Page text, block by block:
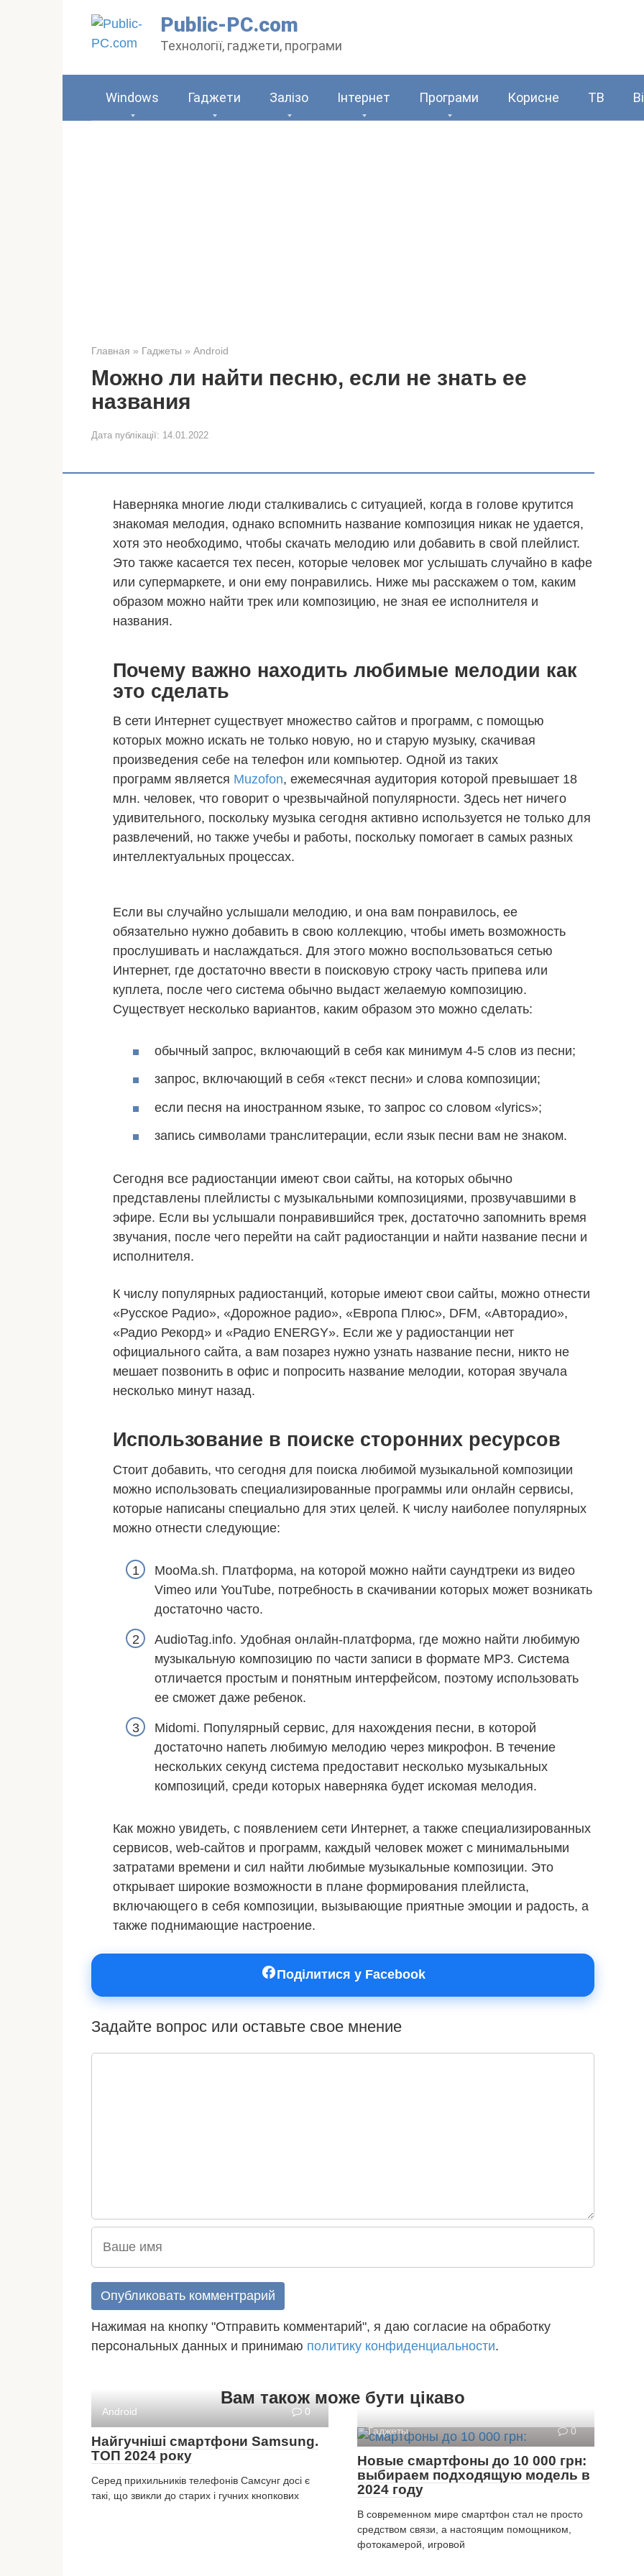
Public-PC.com
Технології, гаджети, програми
Windows Гаджети Залізо Інтернет Програми Корисне ТВ
Главная » Гаджеты » Android
Можно ли найти песню, если не знать ее
названия
Дата публікації: 14.01.2022
Наверняка многие люди сталкивались с ситуацией, когда в голове крутится
знакомая мелодия, однако вспомнить название композиция никак не удается,
хотя это необходимо, чтобы скачать мелодию или добавить в свой плейлист.
Это также касается тех песен, которые человек мог услышать случайно в кафе
или супермаркете, и они ему понравились. Ниже мы расскажем о том, каким
образом можно найти трек или композицию, не зная ее исполнителя и
названия.
Почему важно находить любимые мелодии как
это сделать
В сети Интернет существует множество сайтов и программ, с помощью
которых можно искать не только новую, но и старую музыку, скачивая
произведения себе на телефон или компьютер. Одной из таких
программ является Muzofon, ежемесячная аудитория которой превышает 18
млн. человек, что говорит о чрезвычайной популярности. Здесь нет ничего
удивительного, поскольку музыка сегодня активно используется не только для
развлечений, но также учебы и работы, поскольку помогает в самых разных
интеллектуальных процессах.
Если вы случайно услышали мелодию, и она вам понравилось, ее
обязательно нужно добавить в свою коллекцию, чтобы иметь возможность
прослушивать и наслаждаться. Для этого можно воспользоваться сетью
Интернет, где достаточно ввести в поисковую строку часть припева или
куплета, после чего система обычно выдаст желаемую композицию.
Существует несколько вариантов, каким образом это можно сделать:
обычный запрос, включающий в себя как минимум 4-5 слов из песни;
запрос, включающий в себя «текст песни» и слова композиции;
если песня на иностранном языке, то запрос со словом «lyrics»;
запись символами транслитерации, если язык песни вам не знаком.
Сегодня все радиостанции имеют свои сайты, на которых обычно
представлены плейлисты с музыкальными композициями, прозвучавшими в
эфире. Если вы услышали понравившийся трек, достаточно запомнить время
звучания, после чего перейти на сайт радиостанции и найти название песни и
исполнителя.
К числу популярных радиостанций, которые имеют свои сайты, можно отнести
«Русское Радио», «Дорожное радио», «Европа Плюс», DFM, «Авторадио»,
«Радио Рекорд» и «Радио ENERGY». Если же у радиостанции нет
официального сайта, а вам позарез нужно узнать название песни, никто не
мешает позвонить в офис и попросить название мелодии, которая звучала
несколько минут назад.
Использование в поиске сторонних ресурсов
Стоит добавить, что сегодня для поиска любимой музыкальной композиции
можно использовать специализированные программы или онлайн сервисы,
которые написаны специально для этих целей. К числу наиболее популярных
можно отнести следующие:
MooMa.sh. Платформа, на которой можно найти саундтреки из видео
Vimeo или YouTube, потребность в скачивании которых может возникать
достаточно часто.
AudioTag.info. Удобная онлайн-платформа, где можно найти любимую
музыкальную композицию по части записи в формате MP3. Система
отличается простым и понятным интерфейсом, поэтому использовать
ее сможет даже ребенок.
Midomi. Популярный сервис, для нахождения песни, в которой
достаточно напеть любимую мелодию через микрофон. В течение
нескольких секунд система предоставит несколько музыкальных
композиций, среди которых наверняка будет искомая мелодия.
Как можно увидеть, с появлением сети Интернет, а также специализированных
сервисов, web-сайтов и программ, каждый человек может с минимальными
затратами времени и сил найти любимые музыкальные композиции. Это
открывает широкие возможности в плане формирования плейлиста,
включающего в себя композиции, вызывающие приятные эмоции и радость, а
также поднимающие настроение.
Поділитися у Facebook
Задайте вопрос или оставьте свое мнение
Нажимая на кнопку "Отправить комментарий", я даю согласие на обработку
персональных данных и принимаю политику конфиденциальности.
Вам також може бути цікаво
Android 0
Найгучніші смартфони Samsung.
ТОП 2024 року
Серед прихильників телефонів Самсунг досі є
такі, що звикли до старих і гучних кнопкових
Гаджеты 0
Новые смартфоны до 10 000 грн:
выбираем подходящую модель в
2024 году
В современном мире смартфон стал не просто
средством связи, а настоящим помощником,
фотокамерой, игровой